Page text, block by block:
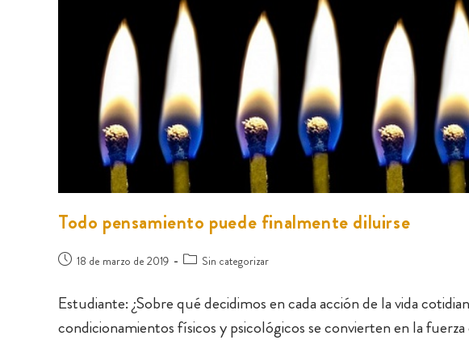
Todo pensamiento puede finalmente diluirse
18 de marzo de 2019 Sin categorizar
Estudiante: ¿Sobre qué decidimos en cada acción de la vida
condicionamientos físicos y psicológicos se convierten en la